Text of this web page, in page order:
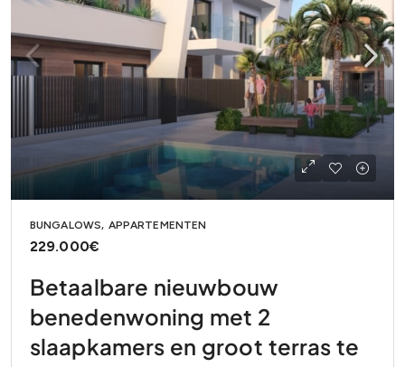
BUNGALOWS, APPARTEMENTEN
229.000€
Betaalbare nieuwbouw
benedenwoning met 2
slaapkamers en groot terras te